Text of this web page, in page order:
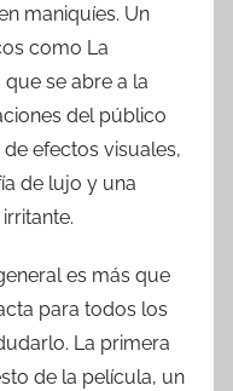
maniquíes. Un
como La
que se abre a la
del público
efectos visuales,
de lujo y una
es más que
para todos los
La primera
de la película, un